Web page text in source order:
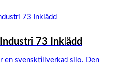
73 Inklädd
en svensktillverkad silo. Den